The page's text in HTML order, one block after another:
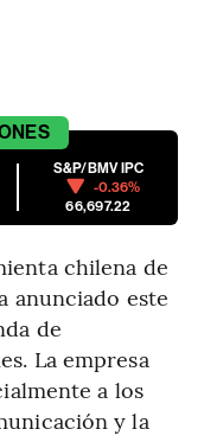
S&P/BMV IPC
-0.36%
66,697.22
chilena de
anunciado este
de
La empresa
a los
y la